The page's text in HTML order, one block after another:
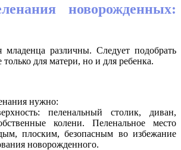
новорожденных:
младенца различны. Следует подобрать
для матери, но и для ребенка.
нужно:
пеленальный столик, диван,
колени. Пеленальное место
плоским, безопасным во избежание
новорожденного.